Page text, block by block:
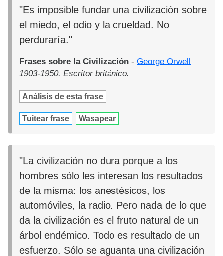
"Es imposible fundar una civilización sobre
el miedo, el odio y la crueldad. No
perduraría."
Frases sobre la Civilización -George Orwell
1903-1950. Escritor británico.
Análisis de esta frase
Tuitear frase Wasapear
"La civilización no dura porque a los
hombres sólo les interesan los resultados
de la misma: los anestésicos, los
automóviles, la radio. Pero nada de lo que
da la civilización es el fruto natural de un
árbol endémico. Todo es resultado de un
esfuerzo. Sólo se aguanta una civilización